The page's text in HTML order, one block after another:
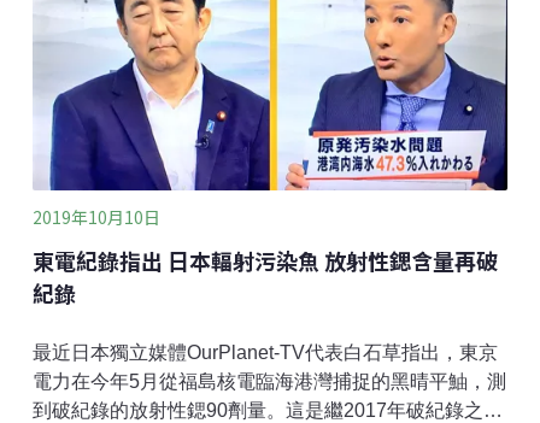
河川裡去（上圖），且其中163袋已經破損，80袋連找
都找不到。在當時，像這樣的袋子就已經超過1,000萬
個，散置在12萬多個存放處。而且多數不像一般的核廢
處置場，有裝桶與建物遮蔽，只是露天堆放，遭遇大雨
沖刷散失，並不意外。
2019年10月10日
東電紀錄指出 日本輻射污染魚 放射性鍶含量再破
紀錄
最近日本獨立媒體OurPlanet-TV代表白石草指出，東京
電力在今年5月從福島核電臨海港灣捕捉的黑晴平鮋，測
到破紀錄的放射性鍶90劑量。這是繼2017年破紀錄之後